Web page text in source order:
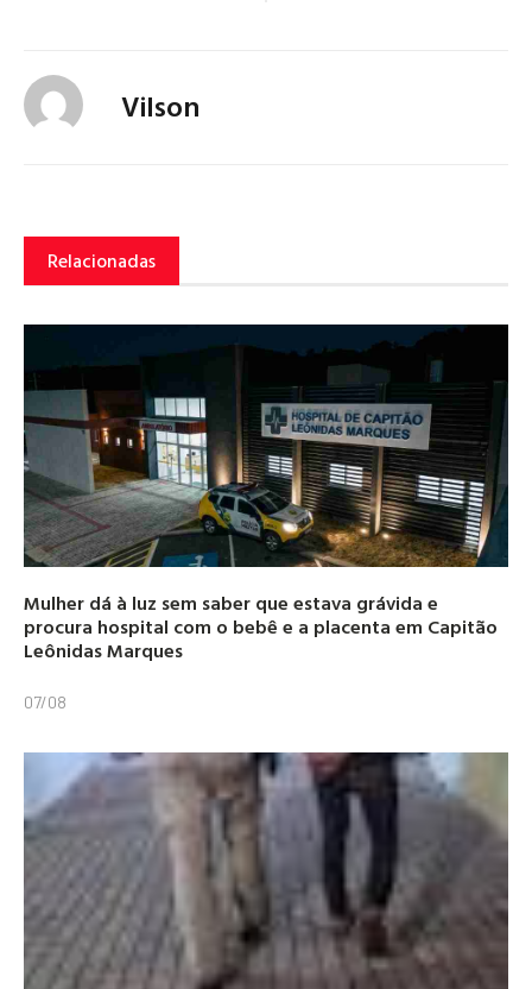
Vilson
Relacionadas
Mulher dá à luz sem saber que estava grávida e
procura hospital com o bebê e a placenta em Capitão
Leônidas Marques
07/08